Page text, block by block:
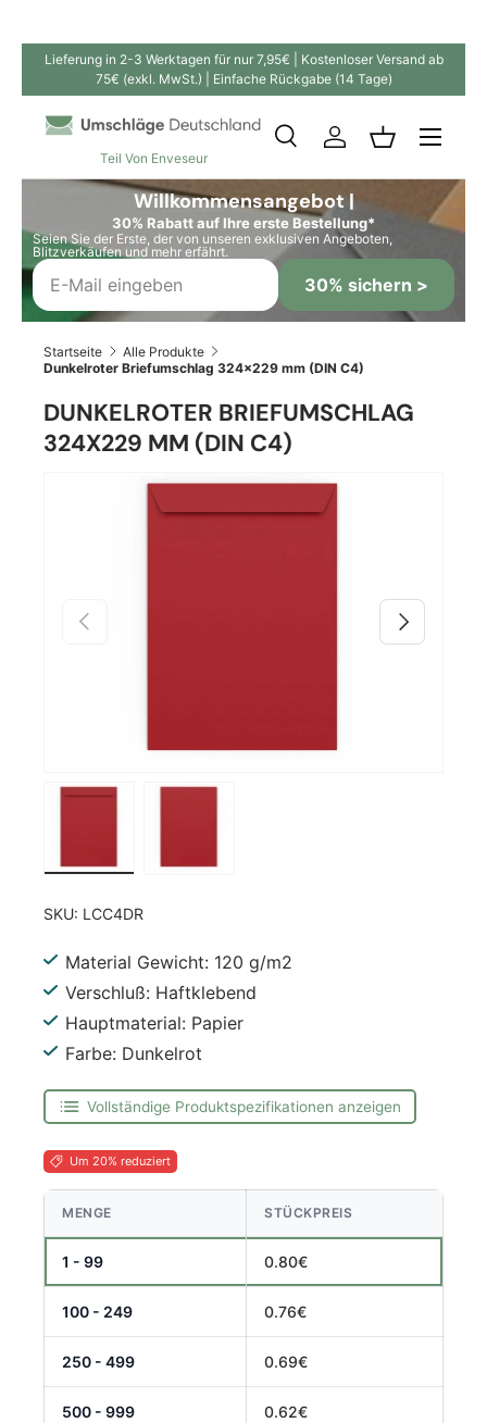
Direkt zum Inhalt
Lieferung in 2-3 Werktagen für nur 7,95€ | Kostenloser Versand ab
75€ (exkl. MwSt.) | Einfache Rückgabe (14 Tage)
Teil Von Enveseur
SuchenSuchen
SucheEinloggen
Willkommensangebot |
30% Rabatt auf Ihre erste Bestellung*
Seien Sie der Erste, der von unseren exklusiven Angeboten,
Blitzverkäufen und mehr erfährt.
30% sichern >
Startseite
Alle Produkte
Dunkelroter Briefumschlag 324x229 mm (DIN C4)
DUNKELROTER BRIEFUMSCHLAG
324X229 MM (DIN C4)
Zu Produktinformationen springen
Vorherige Nächste
SKU: LCC4DR
Material Gewicht: 120 g/m2
Verschluß: Haftklebend
Hauptmaterial: Papier
Farbe: Dunkelrot
Vollständige Produktspezifikationen anzeigen
Um 20% reduziert
MENGE STÜCKPREIS
1 - 99 0.80€
100 - 249 0.76€
250 - 499 0.69€
500 - 999 0.62€